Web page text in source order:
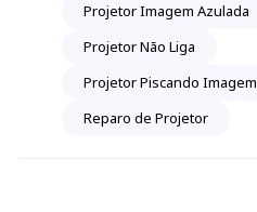
Projetor Imagem Azulada
Projetor Não Liga
Projetor Piscando Imagem
Reparo de Projetor